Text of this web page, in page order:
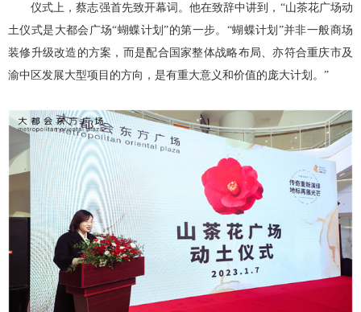
仪式上，蔡志强首先致开幕词。他在致辞中讲到，“山茶花广场动
土仪式是大都会广场“蝴蝶计划”的第一步。“蝴蝶计划”并非一般商场
装修升级改造的方案，而是配合国家整体战略布局、亦符合重庆市及
渝中区发展大型项目的方向，是有重大意义和价值的庞大计划。”